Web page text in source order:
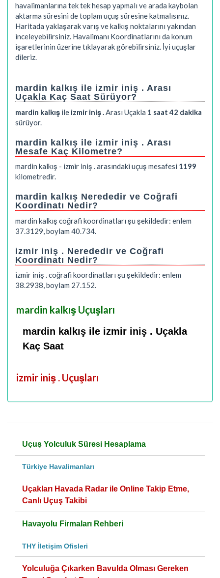
havalimanlarına tek tek hesap yapmalı ve arada kaybolan
aktarma süresini de toplam uçuş süresine katmalısınız.
Haritada yaklaşarak varış ve kalkış noktalarını yakından
inceleyebilirsiniz. Havalimanı Koordinatlarını da konum
işaretlerinin üzerine tıklayarak görebilirsiniz. İyi uçuşlar
dileriz.
mardin kalkış ile izmir iniş . Arası
Uçakla Kaç Saat Sürüyor?
mardin kalkış ile izmir iniş . Arası Uçakla 1 saat 42 dakika
sürüyor.
mardin kalkış ile izmir iniş . Arası
Mesafe Kaç Kilometre?
mardin kalkış - izmir iniş . arasındaki uçuş mesafesi 1199
kilometredir.
mardin kalkış Nerededir ve Coğrafi
Koordinatı Nedir?
mardin kalkış coğrafi koordinatları şu şekildedir: enlem
37.3129, boylam 40.734.
izmir iniş . Nerededir ve Coğrafi
Koordinatı Nedir?
izmir iniş . coğrafi koordinatları şu şekildedir: enlem
38.2938, boylam 27.152.
mardin kalkış Uçuşları
mardin kalkış ile izmir iniş . Uçakla
Kaç Saat
izmir iniş . Uçuşları
Uçuş Yolculuk Süresi Hesaplama
Türkiye Havalimanları
Uçakları Havada Radar ile Online Takip Etme,
Canlı Uçuş Takibi
Havayolu Firmaları Rehberi
THY İletişim Ofisleri
Yolculuğa Çıkarken Bavulda Olması Gereken